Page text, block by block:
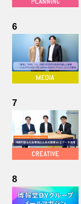
6
7
8